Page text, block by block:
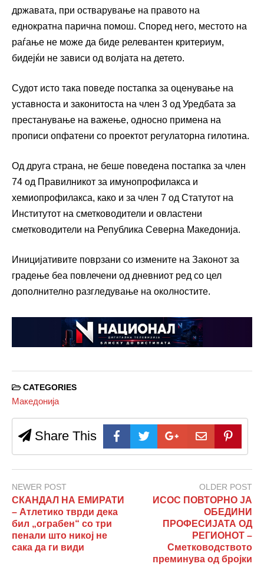
државата, при остварување на правото на
еднократна парична помош. Според него, местото на
раѓање не може да биде релевантен критериум,
бидејќи не зависи од волјата на детето.
Судот исто така поведе постапка за оценување на
уставноста и законитоста на член 3 од Уредбата за
престанување на важење, односно примена на
прописи опфатени со проектот регулаторна гилотина.
Од друга страна, не беше поведена постапка за член
74 од Правилникот за имунопрофилакса и
хемиопрофилакса, како и за член 7 од Статутот на
Институтот на сметководители и овластени
сметководители на Република Северна Македонија.
Иницијативите поврзани со измените на Законот за
градење беа повлечени од дневниот ред со цел
дополнително разгледување на околностите.
CATEGORIES
Македонија
Share This
NEWER POST
СКАНДАЛ НА ЕМИРАТИ
– Атлетико тврди дека
бил „ограбен“ со три
пенали што никој не
сака да ги види
OLDER POST
ИСОС ПОВТОРНО ЈА
ОБЕДИНИ
ПРОФЕСИЈАТА ОД
РЕГИОНОТ –
Сметководството
преминува од бројки